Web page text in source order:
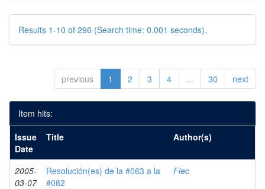
Results 1-10 of 296 (Search time: 0.001 seconds).
previous 1 2 3 4 ... 30 next
Item hits:
Issue
Date
Title Author(s)
2005-
03-07
Resolución(es) de la #063 a la
#082
Fiec